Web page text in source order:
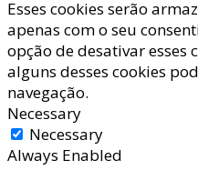
Esses cookies serão
apenas com o seu
opção de desativar esses
alguns desses cookies
navegação.
Necessary
Necessary
Always Enabled